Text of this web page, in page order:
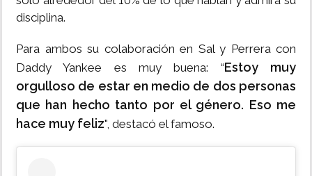
disciplina.
Para ambos su colaboración en Sal y Perrera con
Daddy Yankee es muy buena: “Estoy muy
orgulloso de estar en medio de dos personas
que han hecho tanto por el género. Eso me
hace muy feliz", destacó el famoso.